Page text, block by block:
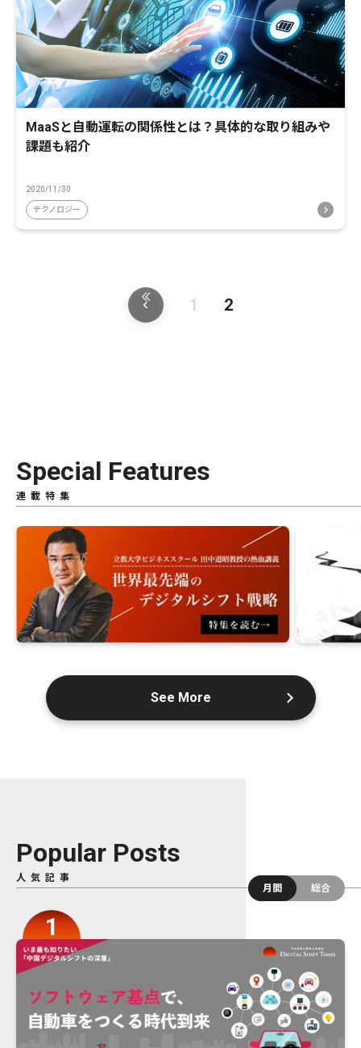
MaaSと自動運転の関係性とは？具体的な取り組みや
課題も紹介
2020/11/30
テクノロジー
1 2
Special Features
連載特集
See More
Popular Posts
人気記事
月間
総合